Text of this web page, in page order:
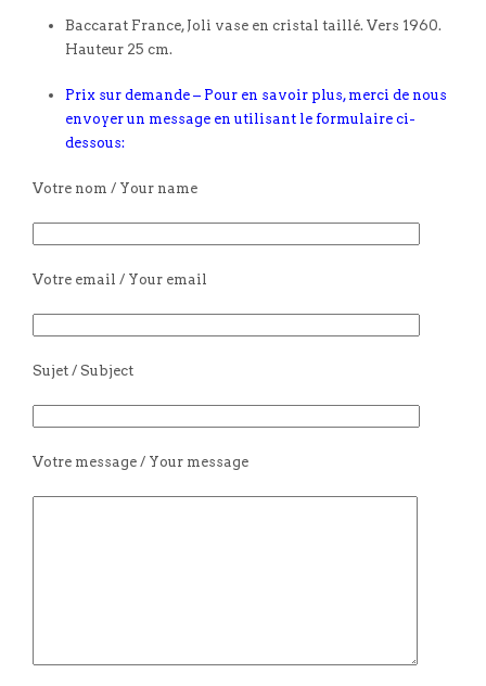
Baccarat France, Joli vase en cristal taillé. Vers 1960.
Hauteur 25 cm.
Prix sur demande – Pour en savoir plus, merci de nous
envoyer un message en utilisant le formulaire ci-
dessous:
Votre nom / Your name
Votre email / Your email
Sujet / Subject
Votre message / Your message